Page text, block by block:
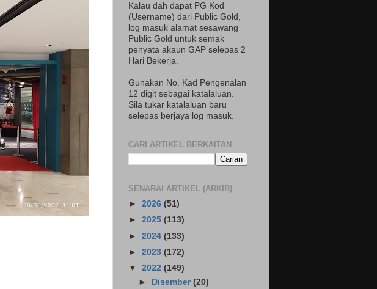
Kalau dah dapat PG Kod
(Username) dari Public Gold,
log masuk alamat sesawang
Public Gold untuk semak
penyata akaun GAP selepas 2
Hari Bekerja.
Gunakan No. Kad Pengenalan
12 digit sebagai katalaluan.
Sila tukar katalaluan baru
selepas berjaya log masuk.
CARI ARTIKEL BERKAITAN
SENARAI ARTIKEL (ARKIB)
► 2026 (51)
► 2025 (113)
► 2024 (133)
► 2023 (172)
▼ 2022 (149)
► Disember(20)